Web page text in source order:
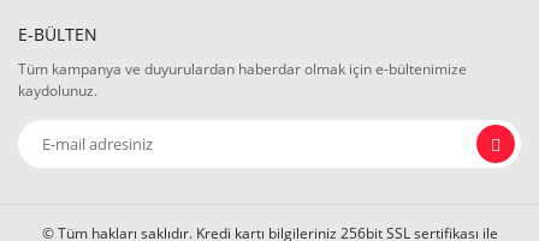
E-BÜLTEN
Tüm kampanya ve duyurulardan haberdar olmak için e-bültenimize
kaydolunuz.
© Tüm hakları saklıdır. Kredi kartı bilgileriniz 256bit SSL sertifikası ile